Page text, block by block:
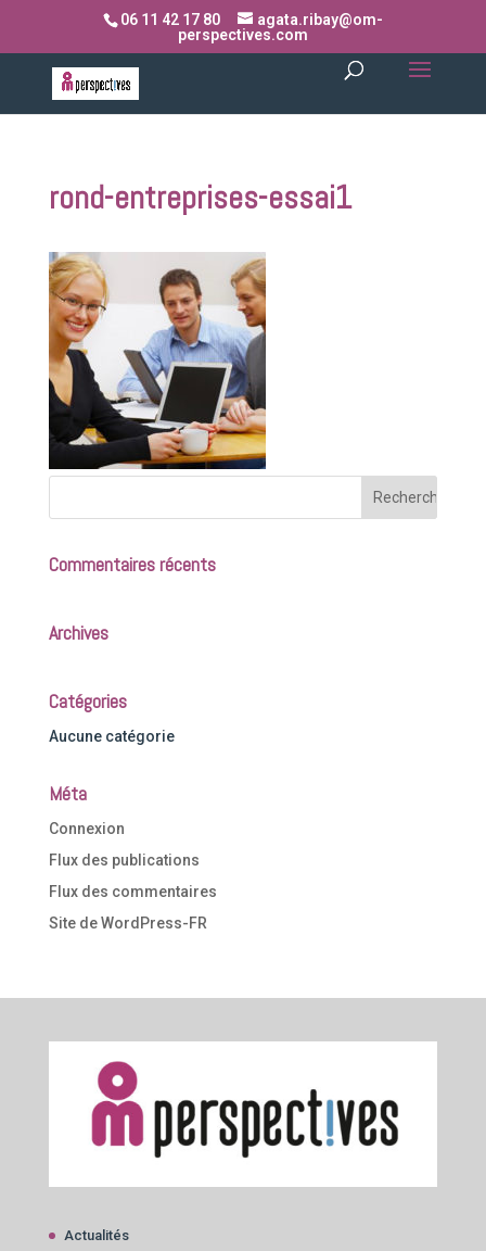
06 11 42 17 80
agata.ribay@om-
perspectives.com
rond-entreprises-essai1
Commentaires récents
Archives
Catégories
Aucune catégorie
Méta
Connexion
Flux des publications
Flux des commentaires
Site de WordPress-FR
Actualités